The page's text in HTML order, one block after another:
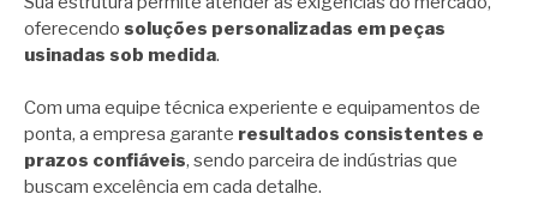
oferecendo soluções personalizadas em peças
usinadas sob medida.
Com uma equipe técnica experiente e equipamentos de
ponta, a empresa garante resultados consistentes e
prazos confiáveis, sendo parceira de indústrias que
buscam excelência em cada detalhe.